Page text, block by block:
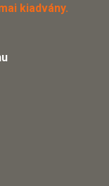
kiadvány.